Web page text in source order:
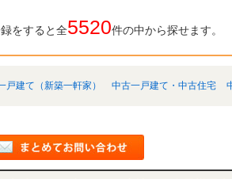
をすると全5520件の中から探せます。
戸建て（新築一軒家） 中古一戸建て・中古住宅